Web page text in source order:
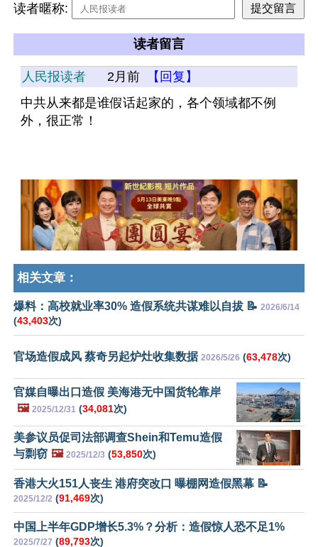
读者暱称:
读者留言
人民报读者 2月前
【回复】
中共从来都是谁假话起家的，各个领域都不例
外，很正常！
相关文章：
爆料：高校就业率30% 造假系统共谋难以自拔 📝 2026/6/14
(43,403次)
官场造假成风 蔡奇另起炉灶收集数据 2026/5/26 (63,478次)
官媒自曝出口造假 美海港无中国货轮靠岸
🖼️ 2025/12/31 (34,081次)
美参议员促司法部调查Shein和Temu造假
与剽窃 🖼️ 2025/12/3 (53,850次)
香港大火151人丧生 港府突改口 曝棚网造假黑幕 📝
2025/12/2 (91,469次)
中国上半年GDP增长5.3%？分析：造假惊人恐不足1%
2025/7/27 (89,793次)